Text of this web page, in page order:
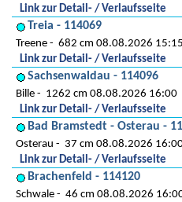
Link zur Detail- / Verlaufsseite
Treia - 114069
Treene
682 cm 08.08.2026 15:15
Link zur Detail- / Verlaufsseite
Sachsenwaldau - 114096
Bille
1262 cm 08.08.2026 16:00
Link zur Detail- / Verlaufsseite
Bad Bramstedt - Osterau -
Osterau
37 cm 08.08.2026
Link zur Detail- / Verlaufsseite
Brachenfeld - 114120
Schwale
46 cm 08.08.2026